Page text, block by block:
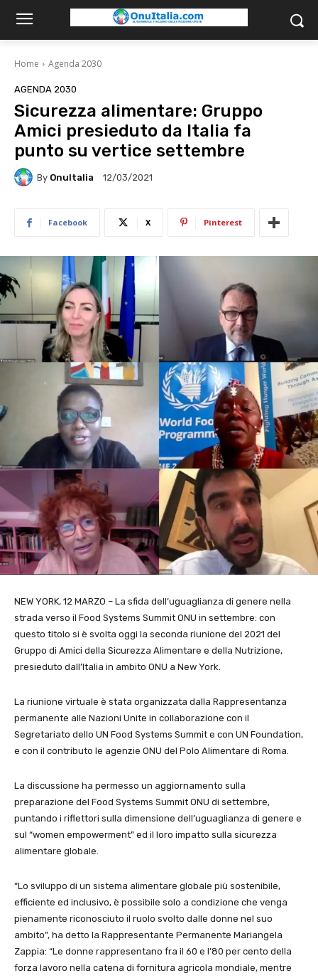
Home Agenda 2030
AGENDA 2030
Sicurezza alimentare: Gruppo
Amici presieduto da Italia fa
punto su vertice settembre
By OnuItalia 12/03/2021
Facebook X Pinterest
NEW YORK, 12 MARZO – La sfida dell’uguaglianza di genere nella
strada verso il Food Systems Summit ONU in settembre: con
questo titolo si è svolta oggi la seconda riunione del 2021 del
Gruppo di Amici della Sicurezza Alimentare e della Nutrizione,
presieduto dall’Italia in ambito ONU a New York.
La riunione virtuale è stata organizzata dalla Rappresentanza
permanente alle Nazioni Unite in collaborazione con il
Segretariato dello UN Food Systems Summit e con UN Foundation,
e con il contributo le agenzie ONU del Polo Alimentare di Roma.
La discussione ha permesso un aggiornamento sulla
preparazione del Food Systems Summit ONU di settembre,
puntando i riflettori sulla dimensione dell’uguaglianza di genere e
sul “women empowerment” ed il loro impatto sulla sicurezza
alimentare globale.
“Lo sviluppo di un sistema alimentare globale più sostenibile,
efficiente ed inclusivo, è possibile solo a condizione che venga
pienamente riconosciuto il ruolo svolto dalle donne nel suo
ambito”, ha detto la Rappresentante Permanente Mariangela
Zappia: “Le donne rappresentano fra il 60 e l’80 per cento della
forza lavoro nella catena di fornitura agricola mondiale, mentre